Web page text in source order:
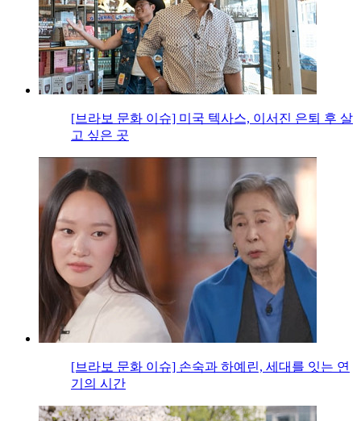
[브라보 문화 이슈] 미국 텍사스, 이서진 은퇴 후 살
고 싶은 곳
[브라보 문화 이슈] 손숙과 하예린, 세대를 잇는 연
기의 시간